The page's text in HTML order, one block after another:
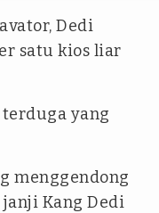
Dedi
satu kios liar
yang
menggendong
Kang Dedi